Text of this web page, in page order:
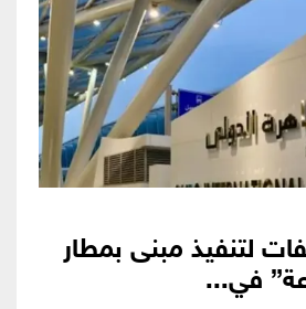
5 تحالفات لتنفيذ مبنى بمطار
في...